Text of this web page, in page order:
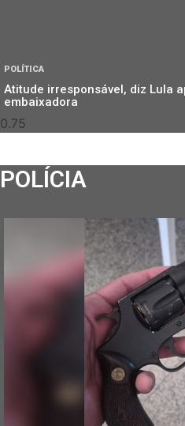
POLÍTICA
Atitude irresponsável, diz Lula
embaixadora
POLÍCIA